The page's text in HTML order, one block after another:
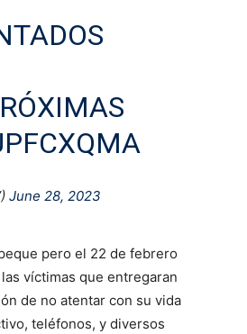
June 28, 2023
pero el 22 de febrero
víctimas que entregaran
de no atentar con su vida
teléfonos, y diversos